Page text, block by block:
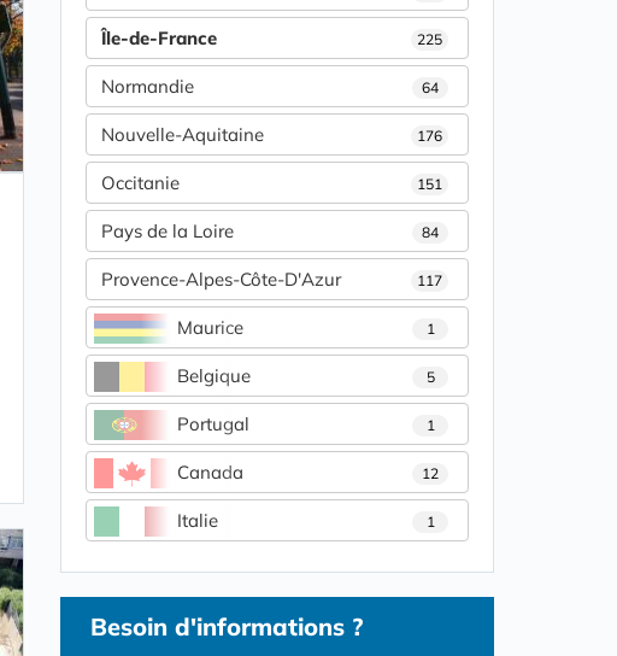
Île-de-France 225
Normandie 64
Nouvelle-Aquitaine 176
Occitanie 151
Pays de la Loire 84
Provence-Alpes-Côte-D'Azur 117
Maurice 1
Belgique 5
Portugal 1
Canada 12
Italie 1
Besoin d'informations ?